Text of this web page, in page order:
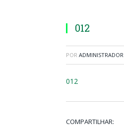
012
POR ADMINISTRADOR
012
COMPARTILHAR: